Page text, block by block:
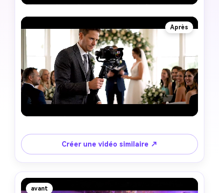
Après
Créer une vidéo similaire ↗
avant